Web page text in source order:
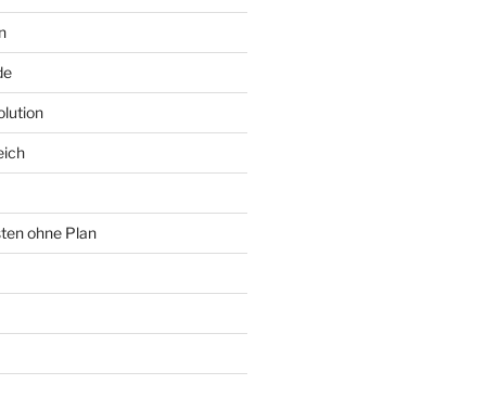
ohne Plan